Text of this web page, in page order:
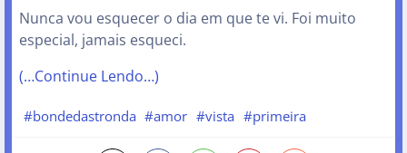
Nunca vou esquecer o dia em que te vi. Foi muito
especial, jamais esqueci.
(…Continue Lendo…)
#bondedastronda #amor #vista #primeira